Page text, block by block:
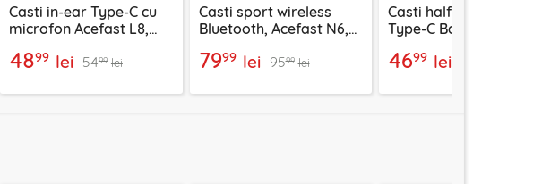
Casti in-ear Type-C cu
microfon Acefast L8,
4899 lei 5499 lei
Casti sport wireless
Bluetooth, Acefast N6,
7999 lei 9599 lei
Casti half-in-ear cu fir
Type-C Baseus Encok
4699 lei